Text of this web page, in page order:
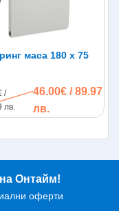
маса 180 x 75
/
лв.
46.00€ / 89.97
лв.
Онтайм!
оферти